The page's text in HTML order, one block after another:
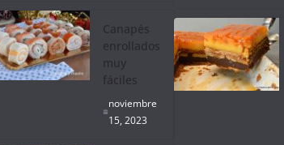
Canapés
enrollados
muy
fáciles
noviembre
15, 2023